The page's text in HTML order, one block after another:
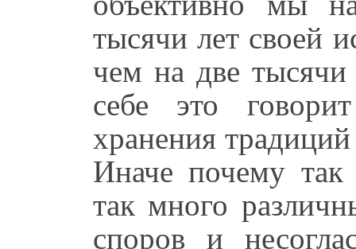
тысячи лет своей
чем на две
себе это
хранения
Иначе почему
так много
споров и